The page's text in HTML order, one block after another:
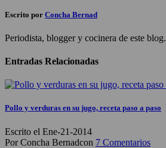
Escrito por Concha Bernad
Periodista, blogger y cocinera de este blog.
Entradas Relacionadas
Pollo y verduras en su jugo, receta paso a paso
Escrito el Ene-21-2014
Por Concha Bernadcon 7 Comentarios